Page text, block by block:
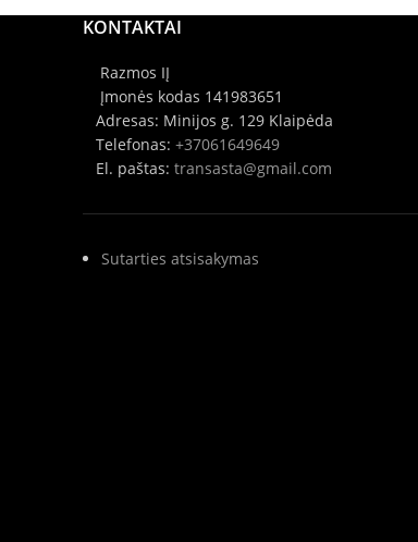
KONTAKTAI
Razmos IĮ
Įmonės kodas 141983651
Adresas: Minijos g. 129 Klaipėda
Telefonas: +37061649649
El. paštas: transasta@gmail.com
Sutarties atsisakymas